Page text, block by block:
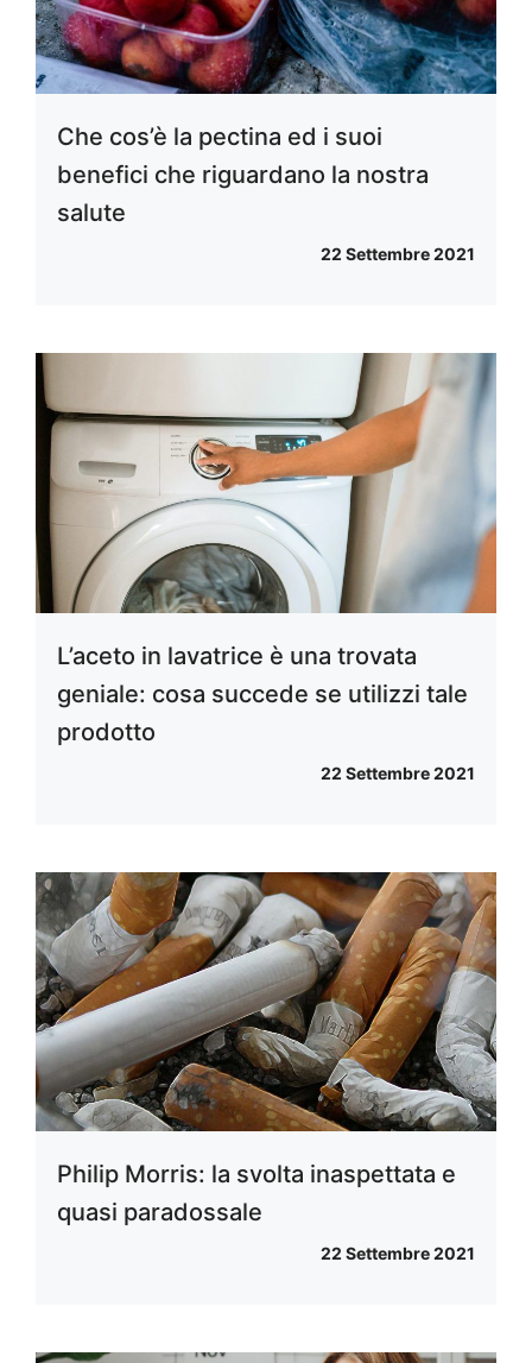
Che cos’è la pectina ed i suoi
benefici che riguardano la nostra
salute
22 Settembre 2021
L’aceto in lavatrice è una trovata
geniale: cosa succede se utilizzi tale
prodotto
22 Settembre 2021
Philip Morris: la svolta inaspettata e
quasi paradossale
22 Settembre 2021